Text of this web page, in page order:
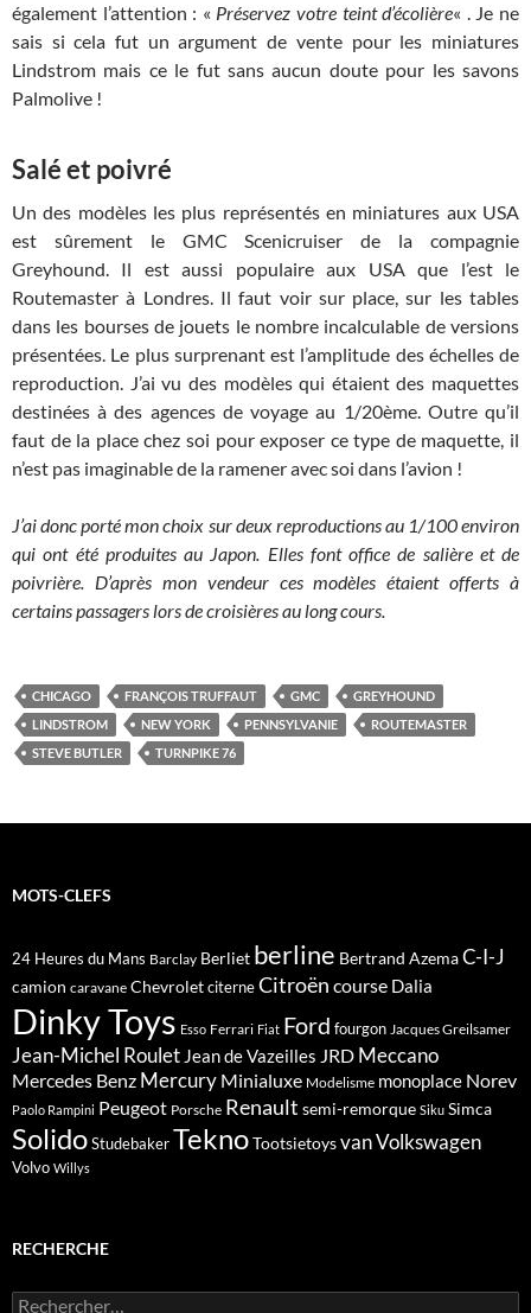
également l’attention : « Préservez votre teint d’écolière« . Je ne
sais si cela fut un argument de vente pour les miniatures
Lindstrom mais ce le fut sans aucun doute pour les savons
Palmolive !
Salé et poivré
Un des modèles les plus représentés en miniatures aux USA
est sûrement le GMC Scenicruiser de la compagnie
Greyhound. Il est aussi populaire aux USA que l’est le
Routemaster à Londres. Il faut voir sur place, sur les tables
dans les bourses de jouets le nombre incalculable de versions
présentées. Le plus surprenant est l’amplitude des échelles de
reproduction. J’ai vu des modèles qui étaient des maquettes
destinées à des agences de voyage au 1/20ème. Outre qu’il
faut de la place chez soi pour exposer ce type de maquette, il
n’est pas imaginable de la ramener avec soi dans l’avion !
J’ai donc porté mon choix sur deux reproductions au 1/100 environ
qui ont été produites au Japon. Elles font office de salière et de
poivrière. D’après mon vendeur ces modèles étaient offerts à
certains passagers lors de croisières au long cours.
CHICAGO FRANÇOIS TRUFFAUT GMC
GREYHOUND
LINDSTROM
NEW YORK PENNSYLVANIE
ROUTEMASTER
STEVE BUTLER
TURNPIKE 76
MOTS-CLEFS
24 Heures du Mans Barclay Berliet berline Bertrand AzemaC-I-J
camion caravane ChevroletciterneCitroën course Dalia
Dinky Toys Esso Ferrari Fiat Ford fourgon Jacques Greilsamer
Jean-Michel Roulet Jean de Vazeilles JRD Meccano
Mercedes Benz Mercury Minialuxe Modelisme monoplace Norev
Paolo Rampini Peugeot Porsche Renault semi-remorque Siku Simca
SolidoStudebakerTeknoTootsietoysvanVolkswagen
Volvo Willys
RECHERCHE
Rechercher :